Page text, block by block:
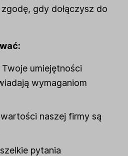
gdy dołączysz do
umiejętności
wymaganiom
naszej firmy są
pytania